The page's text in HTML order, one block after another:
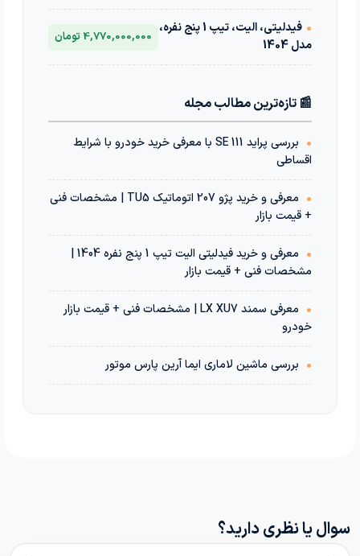
•
فیدلیتی، الیت، تیپ 1 پنج نفره،
مدل 1404
4,770,000,000 تومان
📰 تازه‌ترین مطالب مجله
•
بررسی پراید 111 SE با معرفی خرید خودرو با شرایط
اقساطی
•
معرفی و خرید پژو 207 اتوماتیک TU5 | مشخصات فنی
+ قیمت بازار
•
معرفی و خرید فیدلیتی الیت تیپ 1 پنج نفره 1404 |
مشخصات فنی + قیمت بازار
•
معرفی سمند LX XU7 | مشخصات فنی + قیمت بازار
خودرو
• بررسی ماشین لاماری ایما آرین پارس موتور
سوال یا نظری دارید؟